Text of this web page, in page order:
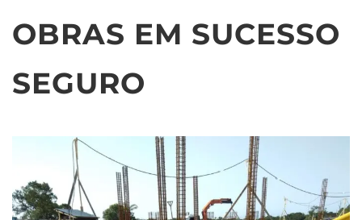
OBRAS EM SUCESSO
SEGURO